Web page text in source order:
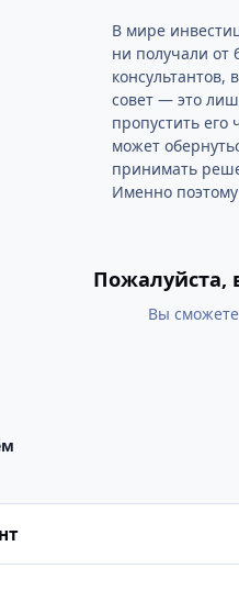
В мире
ни получали от
консультантов,
совет — это
пропустить
может
принимать
Именно
Пожалуйста,
Вы